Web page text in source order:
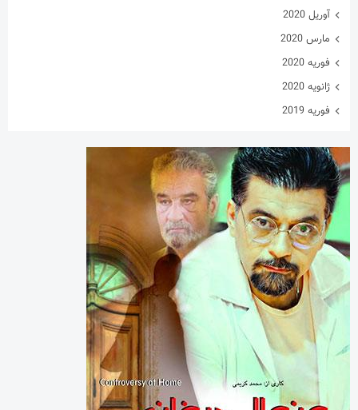
آوریل 2020
مارس 2020
فوریه 2020
ژانویه 2020
فوریه 2019